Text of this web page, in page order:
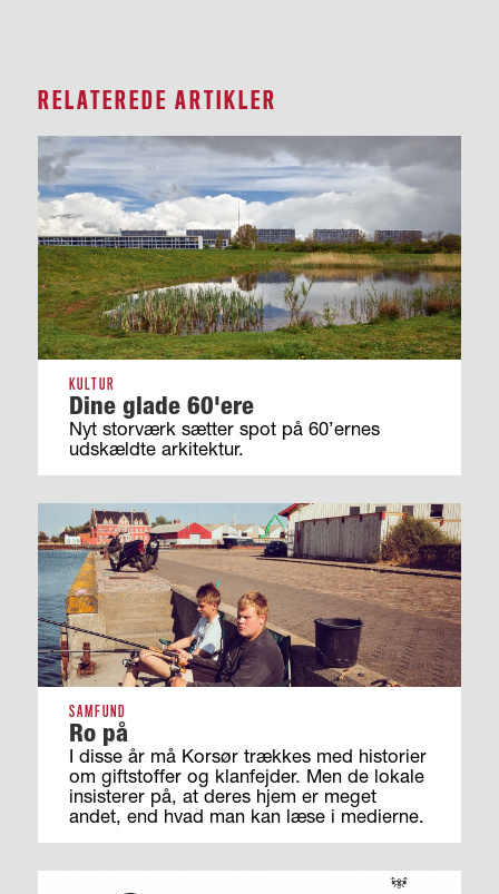
RELATEREDE ARTIKLER
KULTUR
Dine glade 60'ere
Nyt storværk sætter spot på 60’ernes
udskældte arkitektur.
SAMFUND
Ro på
I disse år må Korsør trækkes med historier
om giftstoffer og klanfejder. Men de lokale
insisterer på, at deres hjem er meget
andet, end hvad man kan læse i medierne.